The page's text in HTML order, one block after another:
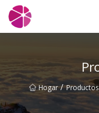
Hogar / Productos